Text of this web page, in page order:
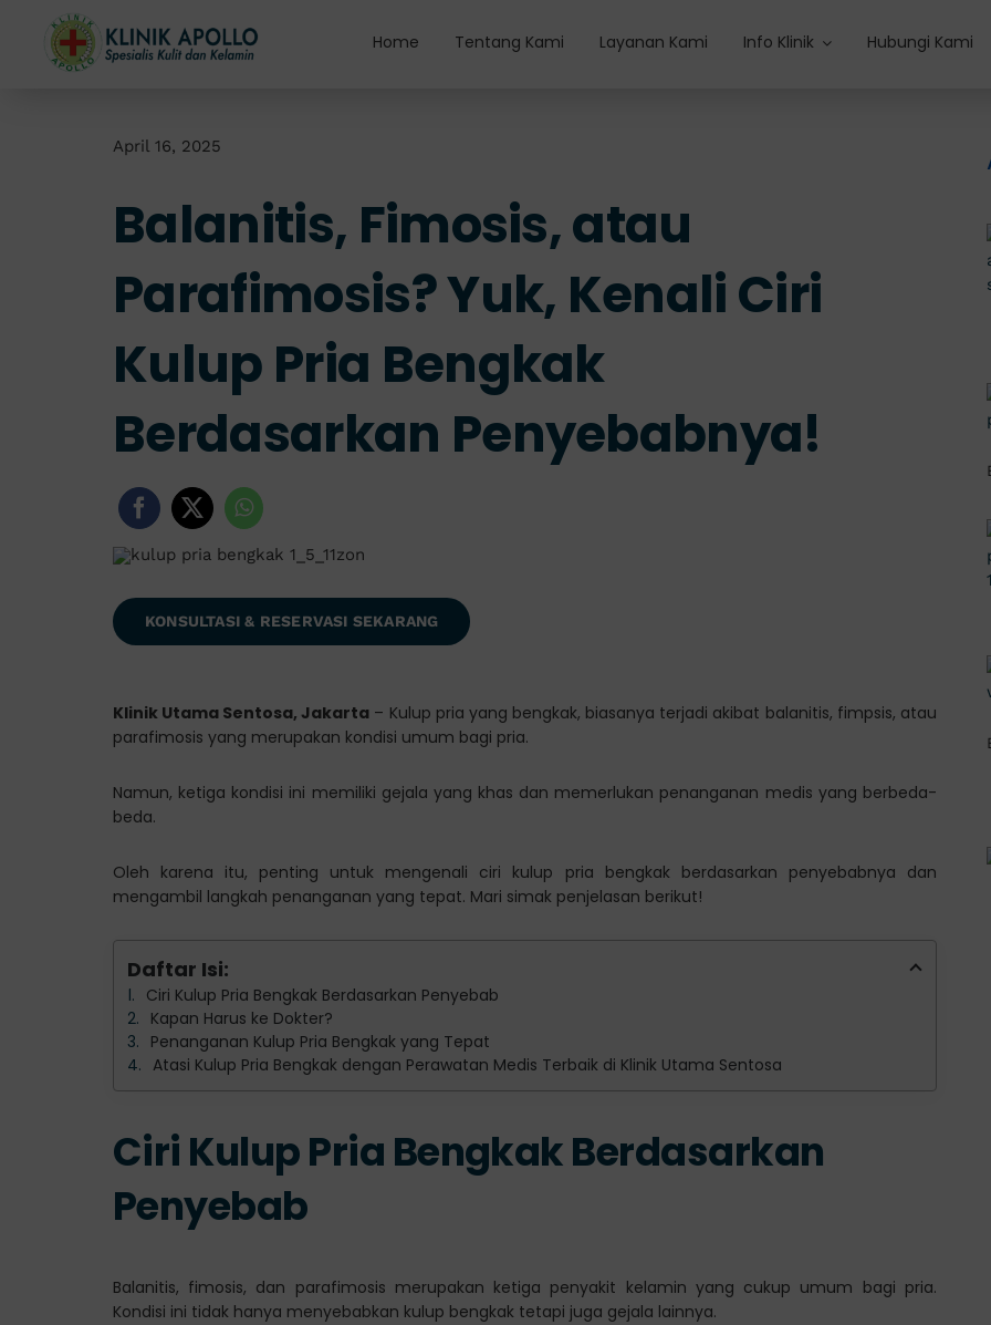
content
Home Tentang Kami Layanan Kami Info Klinik Hubungi Kami
April 16, 2025
Balanitis, Fimosis, atau
Parafimosis? Yuk, Kenali Ciri
Kulup Pria Bengkak
Berdasarkan Penyebabnya!
KONSULTASI & RESERVASI SEKARANG
Klinik Utama Sentosa, Jakarta – Kulup pria yang bengkak, biasanya terjadi akibat balanitis, fimpsis, atau
parafimosis yang merupakan kondisi umum bagi pria.
Namun, ketiga kondisi ini memiliki gejala yang khas dan memerlukan penanganan medis yang berbeda-
beda.
Oleh karena itu, penting untuk mengenali ciri kulup pria bengkak berdasarkan penyebabnya dan
mengambil langkah penanganan yang tepat. Mari simak penjelasan berikut!
Daftar Isi:
Ciri Kulup Pria Bengkak Berdasarkan Penyebab
Kapan Harus ke Dokter?
Penanganan Kulup Pria Bengkak yang Tepat
Atasi Kulup Pria Bengkak dengan Perawatan Medis Terbaik di Klinik Utama Sentosa
Ciri Kulup Pria Bengkak Berdasarkan
Penyebab
Balanitis, fimosis, dan parafimosis merupakan ketiga penyakit kelamin yang cukup umum bagi pria.
Kondisi ini tidak hanya menyebabkan kulup bengkak tetapi juga gejala lainnya.